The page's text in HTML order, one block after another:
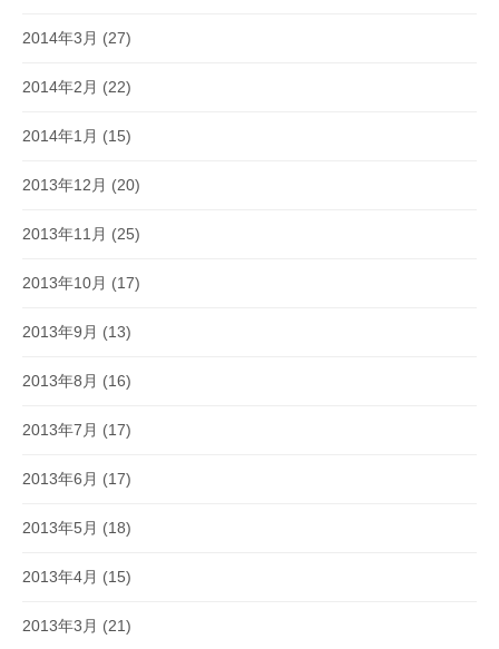
2014年3月 (27)
2014年2月 (22)
2014年1月 (15)
2013年12月 (20)
2013年11月 (25)
2013年10月 (17)
2013年9月 (13)
2013年8月 (16)
2013年7月 (17)
2013年6月 (17)
2013年5月 (18)
2013年4月 (15)
2013年3月 (21)